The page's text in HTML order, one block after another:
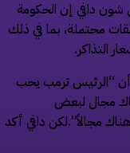
دافي إن الحكومة
بما في ذلك
سي” في 7 أبريل، أن “الرئيس ترمب يحب
لبعض
مجالاً”.لكن دافي أكد